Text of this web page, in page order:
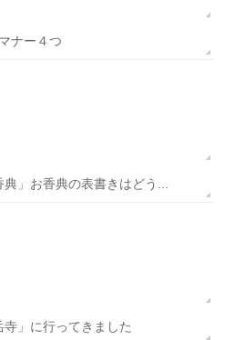
ナー４つ
」お香典の表書きはどう...
」に行ってきました